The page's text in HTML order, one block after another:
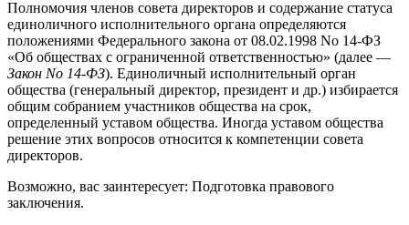
Полномочия членов совета директоров и содержание статуса
единоличного исполнительного органа определяются
положениями Федерального закона от 08.02.1998 No 14-ФЗ
«Об обществах с ограниченной ответственностью» (далее —
Закон No 14-ФЗ). Единоличный исполнительный орган
общества (генеральный директор, президент и др.) избирается
общим собранием участников общества на срок,
определенный уставом общества. Иногда уставом общества
решение этих вопросов относится к компетенции совета
директоров.
Возможно, вас заинтересует: Подготовка правового
заключения.